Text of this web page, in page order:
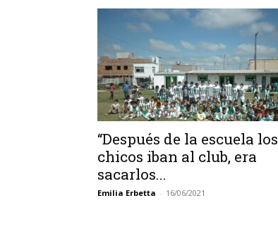
“Después de la escuela los
chicos iban al club, era
sacarlos...
Emilia Erbetta - 16/06/2021